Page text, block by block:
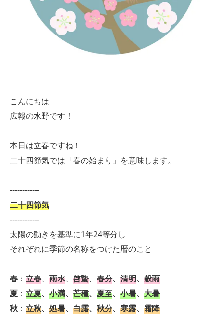
こんにちは
広報の水野です！
本日は立春ですね！
二十四節気では「春の始まり」を意味します。
------------
二十四節気
------------
太陽の動きを基準に1年24等分し
それぞれに季節の名称をつけた暦のこと
春 ： 立春、 雨水、 啓蟄、 春分、 清明、 穀雨
夏 ： 立夏、 小満、 芒種、 夏至、 小暑、 大暑
秋 ： 立秋、 処暑、 白露、 秋分、 寒露、 霜降